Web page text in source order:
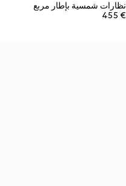
نظارات شمسية بإطار مربع
€ 455